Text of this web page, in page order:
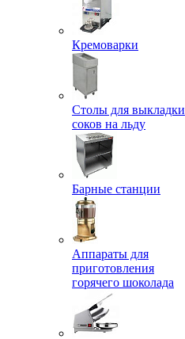
Кремоварки
Столы для выкладки
соков на льду
Барные станции
Аппараты для
приготовления
горячего шоколада